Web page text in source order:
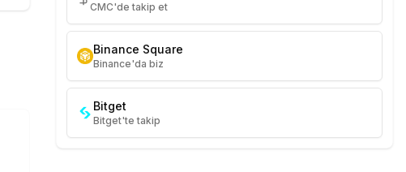
CMC'de takip et
Binance Square
Binance'da biz
Bitget
Bitget'te takip